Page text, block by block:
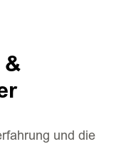
&
und die